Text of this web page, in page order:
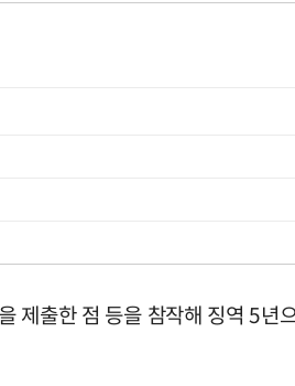
제출한 점 등을 참작해 징역 5년